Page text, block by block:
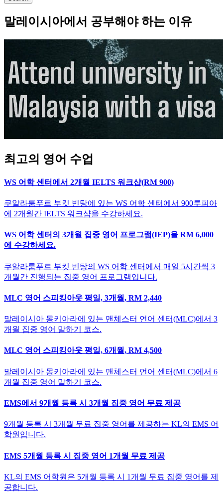
말레이시아에서 공부해야 하는 이유
최고의 영어 수업
WS 어학 센터에서 2개월 IELTS 워크샵(RM 900)
쿠알라룸푸르 부킷 빈탕에 있는 WS 어학 센터에서 900루피아
에 2개월간 IELTS 워크샵을 수강하세요.
WS 어학 센터의 3개월 집중 영어 프로그램(IEP)을 RM 6,000
에 수강하세요.
쿠알라룸푸르 부킷 빈탕의 WS 어학 센터에서 매일 5시간씩 3
개월간 진행되는 집중 영어 프로그램입니다.
MLC 영어 스피킹아웃 평일, 3개월, RM 2,440
말레이시아 몽키아라에 있는 맨체스터 언어 센터(MLC)에서 3
개월 집중 영어 말하기 코스.
MLC 영어 스피킹아웃 평일, 6개월, RM 4,500
말레이시아 몽키아라에 있는 맨체스터 언어 센터(MLC)에서 6
개월 집중 영어 말하기 코스.
EMS에서 9개월 등록 시 3개월 집중 영어 무료 제공
9개월 등록 시 3개월 무료 집중 영어를 제공하는 KL의 EMS 어
학원입니다.
EMS 5개월 등록 시 집중 영어 1개월 무료 제공
KL의 EMS 어학원은 5개월 등록 시 1개월 무료 집중 영어를 제
공합니다.